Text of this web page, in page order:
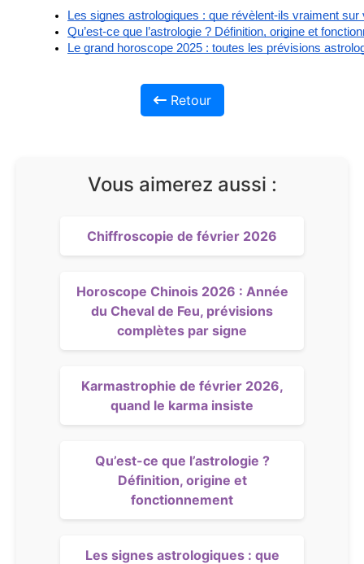
Les signes astrologiques : que révèlent-ils vraiment
Qu’est-ce que l’astrologie ? Définition, origine et
Le grand horoscope 2025 : toutes les prévisions
Retour
Vous aimerez aussi :
Chiffroscopie de février 2026
Horoscope Chinois 2026 : Année
du Cheval de Feu, prévisions
complètes par signe
Karmastrophie de février 2026,
quand le karma insiste
Qu’est-ce que l’astrologie ?
Définition, origine et
fonctionnement
Les signes astrologiques : que